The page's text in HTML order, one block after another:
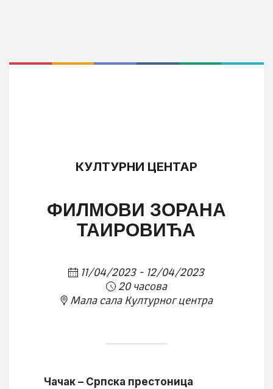
КУЛТУРНИ ЦЕНТАР
ФИЛМОВИ ЗОРАНА
ТАИРОВИЋА
11/04/2023 - 12/04/2023
20 часова
Мала сала Културног центра
Чачак – Српска престоница